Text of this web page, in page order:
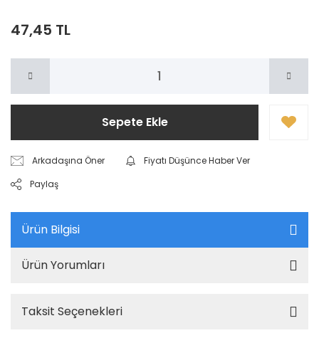
47,45 TL
Sepete Ekle
Arkadaşına Öner
Fiyatı Düşünce Haber Ver
Paylaş
Ürün Bilgisi
Ürün Yorumları
Taksit Seçenekleri